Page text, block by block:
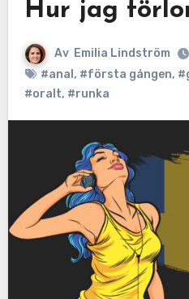
Hur jag
Av Emilia Lindström
#anal , #första gången,
#oralt, #runka